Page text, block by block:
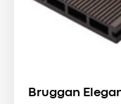
Bruggan